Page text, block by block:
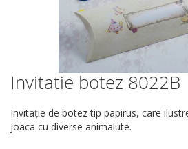
Invitatie botez 8022B
Invitaţie de botez tip papirus, care
joaca cu diverse animalute.
Skip
to
beginning
of